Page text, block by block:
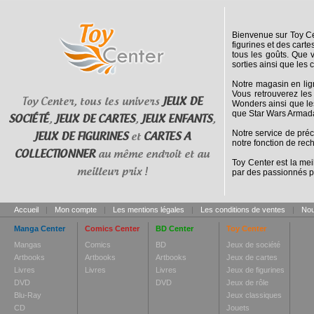
Toy Center, tous les univers JEUX DE
SOCIÉTÉ, JEUX DE CARTES, JEUX ENFANTS,
JEUX DE FIGURINESet CARTES A
COLLECTIONNERau même endroit et au
meilleur prix !
Bienvenue sur Toy
figurines et des
tous les goûts. Que
sorties ainsi que les
Notre magasin en
Vous retrouverez
Wonders ainsi que
que Star Wars
Notre service de
notre fonction de
Toy Center est la
par des passionnés
Accueil | Mon compte | Les mentions légales | Les conditions de ventes |
Manga Center
Mangas
Artbooks
Livres
DVD
Blu-Ray
CD
Comics Center
Comics
Artbooks
Livres
BD Center
BD
Artbooks
Livres
DVD
Toy Center
Jeux de société
Jeux de cartes
Jeux de figurines
Jeux de rôle
Jeux classiques
Jouets